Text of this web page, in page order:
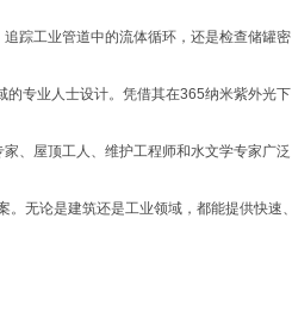
踪工业管道中的流体循环，还是检查储罐密
专业人士设计。凭借其在365纳米紫外光下
、屋顶工人、维护工程师和水文学专家广泛
无论是建筑还是工业领域，都能提供快速、